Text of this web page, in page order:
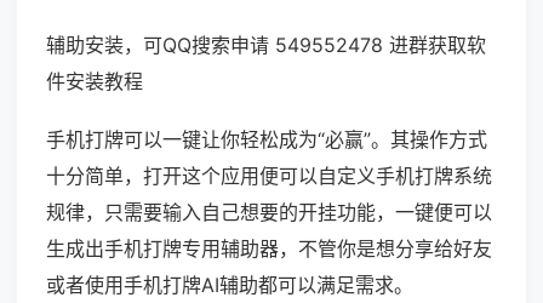
辅助安装，可QQ搜索申请 549552478 进群获取软
件安装教程
手机打牌可以一键让你轻松成为“必赢”。其操作方式
十分简单，打开这个应用便可以自定义手机打牌系统
规律，只需要输入自己想要的开挂功能，一键便可以
生成出手机打牌专用辅助器，不管你是想分享给好友
或者使用手机打牌AI辅助都可以满足需求。